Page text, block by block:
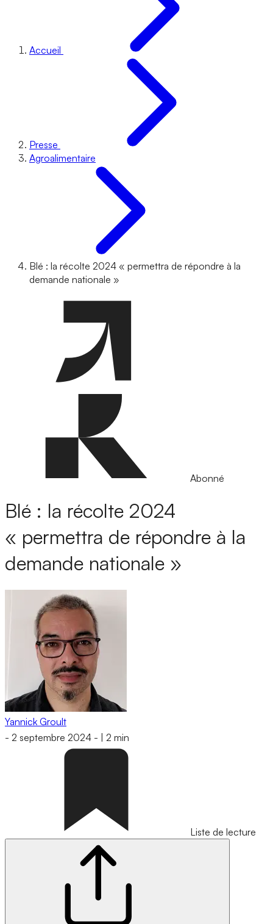
Accueil
Presse
Agroalimentaire
Blé : la récolte 2024 « permettra de répondre à la
demande nationale »
Abonné
Blé : la récolte 2024
« permettra de répondre à la
demande nationale »
Yannick Groult
- 2 septembre 2024 - 2 min
Liste de lecture